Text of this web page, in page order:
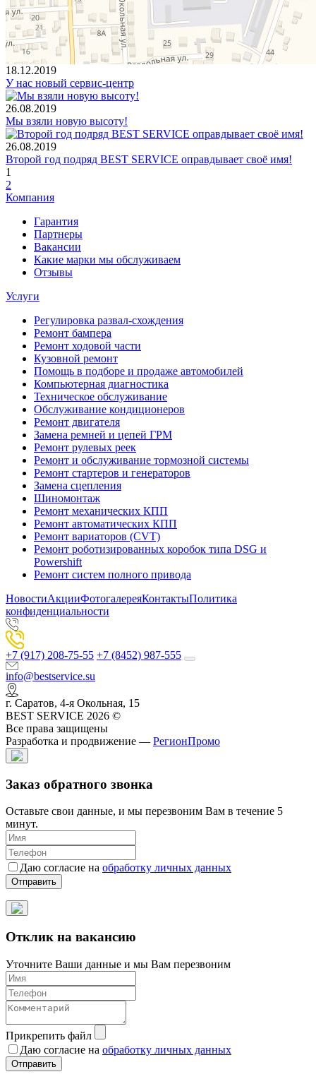
18.12.2019
У нас новый сервис-центр
26.08.2019
Мы взяли новую высоту!
26.08.2019
Второй год подряд BEST SERVICE оправдывает своё имя!
1
2
Компания
Гарантия
Партнеры
Вакансии
Какие марки мы обслуживаем
Отзывы
Услуги
Регулировка развал-схождения
Ремонт бампера
Ремонт ходовой части
Кузовной ремонт
Помощь в подборе и продаже автомобилей
Компьютерная диагностика
Техническое обслуживание
Обслуживание кондиционеров
Ремонт двигателя
Замена ремней и цепей ГРМ
Ремонт рулевых реек
Ремонт и обслуживание тормозной системы
Ремонт стартеров и генераторов
Замена сцепления
Шиномонтаж
Ремонт механических КПП
Ремонт автоматических КПП
Ремонт вариаторов (CVT)
Ремонт роботизированных коробок типа DSG и
Powershift
Ремонт систем полного привода
НовостиАкцииФотогалереяКонтактыПолитика
конфиденциальности
+7 (917) 208-75-55 +7 (8452) 987-555
info@bestservice.su
г. Саратов, 4-я Окольная, 15
BEST SERVICE 2026 ©
Все права защищены
Разработка и продвижение — РегионПромо
Заказ обратного звонка
Оставьте свои данные, и мы перезвоним Вам в течение 5
минут.
Даю согласие на обработку личных данных
Отправить
Отклик на вакансию
Уточните Ваши данные и мы Вам перезвоним
Прикрепить файл
Даю согласие на обработку личных данных
Отправить